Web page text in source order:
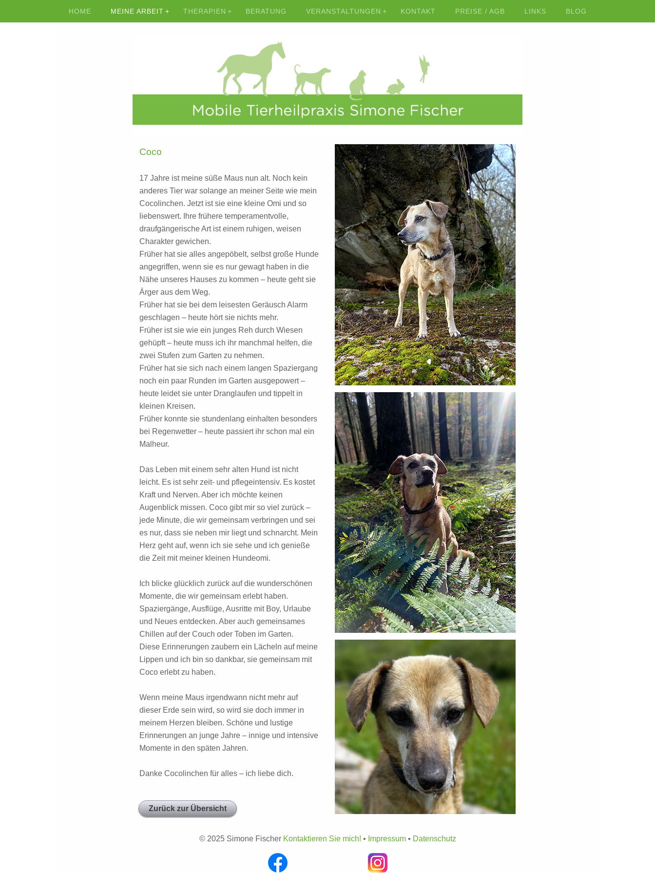
HOME MEINE ARBEIT THERAPIEN BERATUNG VERANSTALTUNGEN KONTAKT PREISE / AGB LINKS BLOG
Coco
17 Jahre ist meine süße Maus nun alt. Noch kein
anderes Tier war solange an meiner Seite wie mein
Cocolinchen. Jetzt ist sie eine kleine Omi und so
liebenswert. Ihre frühere temperamentvolle,
draufgängerische Art ist einem ruhigen, weisen
Charakter gewichen.
Früher hat sie alles angepöbelt, selbst große Hunde
angegriffen, wenn sie es nur gewagt haben in die
Nähe unseres Hauses zu kommen – heute geht sie
Ärger aus dem Weg.
Früher hat sie bei dem leisesten Geräusch Alarm
geschlagen – heute hört sie nichts mehr.
Früher ist sie wie ein junges Reh durch Wiesen
gehüpft – heute muss ich ihr manchmal helfen, die
zwei Stufen zum Garten zu nehmen.
Früher hat sie sich nach einem langen Spaziergang
noch ein paar Runden im Garten ausgepowert –
heute leidet sie unter Dranglaufen und tippelt in
kleinen Kreisen.
Früher konnte sie stundenlang einhalten besonders
bei Regenwetter – heute passiert ihr schon mal ein
Malheur.
Das Leben mit einem sehr alten Hund ist nicht
leicht. Es ist sehr zeit- und pflegeintensiv. Es kostet
Kraft und Nerven. Aber ich möchte keinen
Augenblick missen. Coco gibt mir so viel zurück –
jede Minute, die wir gemeinsam verbringen und sei
es nur, dass sie neben mir liegt und schnarcht. Mein
Herz geht auf, wenn ich sie sehe und ich genieße
die Zeit mit meiner kleinen Hundeomi.
Ich blicke glücklich zurück auf die wunderschönen
Momente, die wir gemeinsam erlebt haben.
Spaziergänge, Ausflüge, Ausritte mit Boy, Urlaube
und Neues entdecken. Aber auch gemeinsames
Chillen auf der Couch oder Toben im Garten.
Diese Erinnerungen zaubern ein Lächeln auf meine
Lippen und ich bin so dankbar, sie gemeinsam mit
Coco erlebt zu haben.
Wenn meine Maus irgendwann nicht mehr auf
dieser Erde sein wird, so wird sie doch immer in
meinem Herzen bleiben. Schöne und lustige
Erinnerungen an junge Jahre – innige und intensive
Momente in den späten Jahren.
Danke Cocolinchen für alles – ich liebe dich.
Zurück zur Übersicht
© 2025 Simone Fischer Kontaktieren Sie mich! • Impressum• Datenschutz